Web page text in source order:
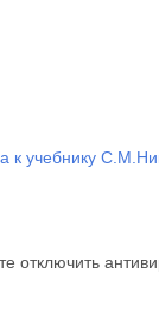
к учебнику
отключить